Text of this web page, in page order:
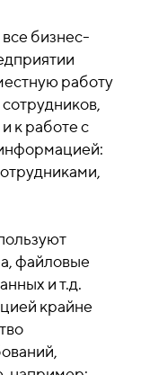
бизнес-
работу
к работе с
файловые
и т.д.
крайне